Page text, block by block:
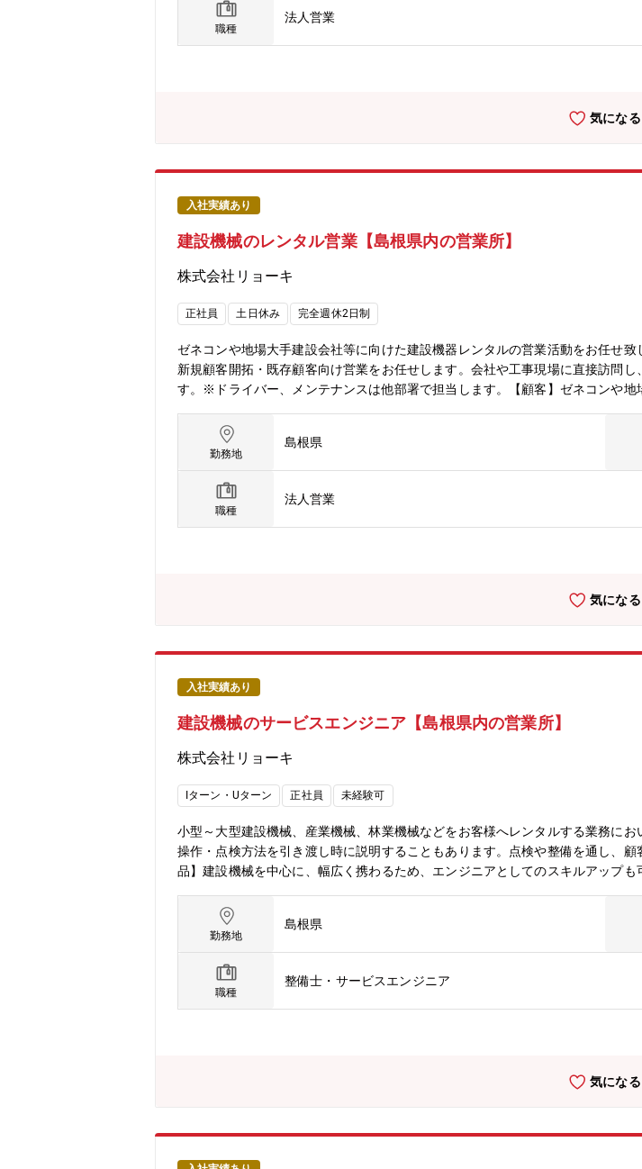
職種
法人営業
気になる
入社実績あり
建設機械のレンタル営業【島根県内の営業所】
株式会社リョーキ
正社員 土日休み 完全週休2日制
ゼネコンや地場大手建設会社等に向けた建設機器レンタルの営業活動をお任せ
新規顧客開拓・既存顧客向け営業をお任せします。会社や工事現場に直接訪問
す。※ドライバー、メンテナンスは他部署で担当します。【顧客】ゼネコンや
クリート用機械、精密機械･･･等）【新規、既存の割合】4:6【こんなところに
も同社から提供された商品が使用されています。ご自身が携わった商品が、時
て】全社平均25時間程度／月（時期により変動があります。)【転勤について
広島本社にて2～3か月の研修を予定。座学のみならず工場にて製品知識も身に
レンジできる環境です。
勤務地
島根県
職種
法人営業
気になる
入社実績あり
建設機械のサービスエンジニア【島根県内の営業所】
株式会社リョーキ
Iターン・Uターン 正社員 未経験可
小型～大型建設機械、産業機械、林業機械などをお客様へレンタルする業務に
操作・点検方法を引き渡し時に説明することもあります。点検や整備を通し、
品】建設機械を中心に、幅広く携わるため、エンジニアとしてのスキルアップ
品が使用されています。ご自身が携わった商品が、時に身近な所でも活躍して
／月（時期により変動があります。)【転勤について】転居を伴う転勤は想定し
間、本部サービス工場（広島県広島市安佐北区安佐町飯室字森城6861-19）に
です。また、作業工程や整備内容などを研修等で学んでくため、他業種や実務
している会社】政府が国土強靭化計画を推進し、災害に強い国造りに向けて動
ているからこそ、自己資本比率は40%と業界内では高い基準を保ち、安定した
勤務地
島根県
職種
整備士・サービスエンジニア
気になる